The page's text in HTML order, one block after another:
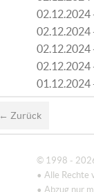
02.12.2024
02.12.2024
02.12.2024
02.12.2024
01.12.2024
← Zurück
© 1998 -
• Alle Rechte
• Abzug nur